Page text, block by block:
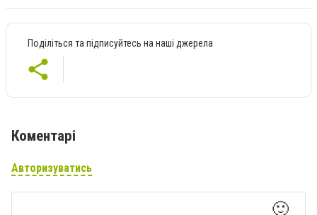
Поділіться та підписуйтесь на наші джерела
Коментарі
Авторизуватись
🙂